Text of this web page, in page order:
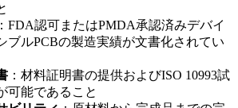
：FDA認可またはPMDA承認済みデバイ
ブルPCBの製造実績が文書化されてい
：材料証明書の提供およびISO 10993試
可能であること